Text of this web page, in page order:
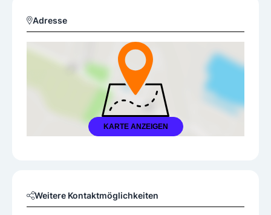
Adresse
KARTE ANZEIGEN
Weitere Kontaktmöglichkeiten